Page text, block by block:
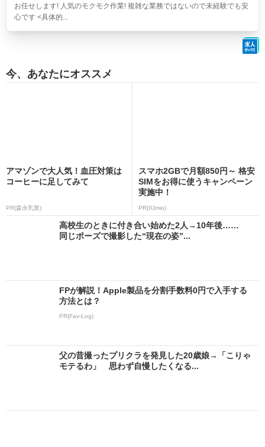
お任せします! 人気のモクモク作業! 複雑な業務ではないので未経験でも安
心です <具体的...
今、あなたにオススメ
アマゾンで大人気！血圧対策は
コーヒーに足してみて
PR(森永乳業)
スマホ2GBで月額850円～ 格安
SIMをお得に使うキャンペーン
実施中！
PR(IIJmio)
高校生のときに付き合い始めた2人→10年後……
同じポーズで撮影した“現在の姿”...
FPが解説！Apple製品を分割手数料0円で入手する
方法とは？
PR(Fav-Log)
父の昔撮ったプリクラを発見した20歳娘→「こりゃ
モテるわ」 思わず自慢したくなる...